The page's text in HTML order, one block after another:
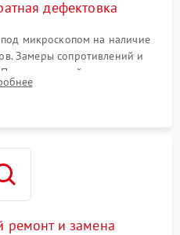
дефектовка
микроскопом на наличие
Замеры сопротивлений и
цепей питания,
и видеочипа.
ремонт и замена